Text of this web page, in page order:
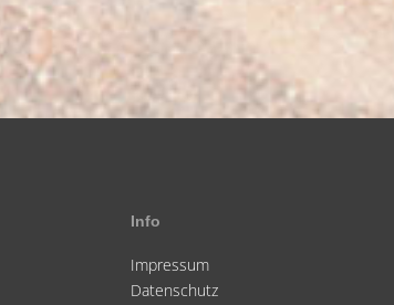
Info
Impressum
Datenschutz